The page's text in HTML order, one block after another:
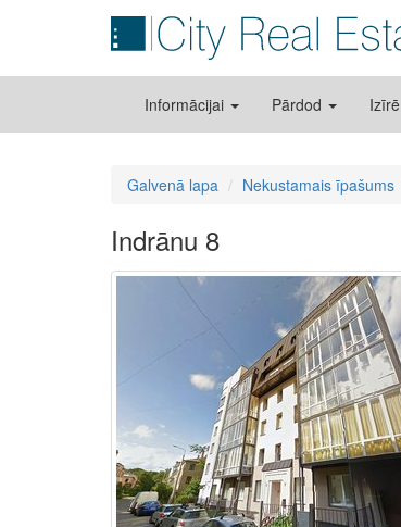
Informācijai Pārdod Izīrē
Galvenā lapa Nekustamais īpašums
Indrānu 8